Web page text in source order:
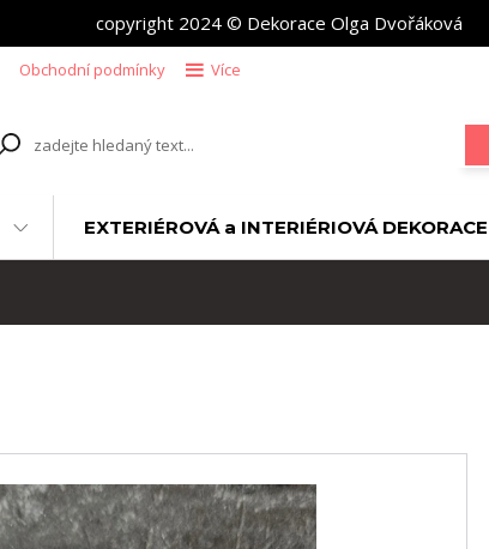
copyright 2024 © Dekorace Olga Dvořáková
Obchodní podmínky Více
EXTERIÉROVÁ a INTERIÉRIOVÁ DEKORACE